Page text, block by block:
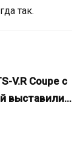
так.
V.R Coupe с
выставили…